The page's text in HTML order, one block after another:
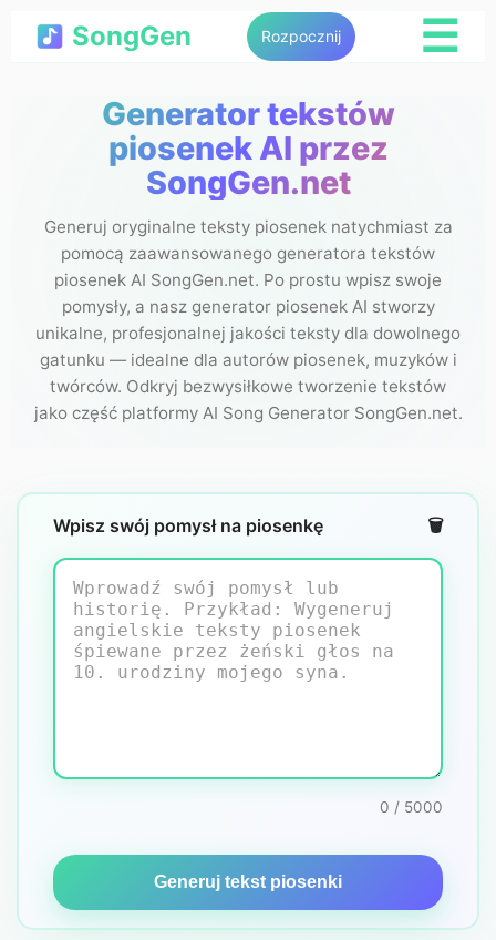
SongGen Rozpocznij ☰
Generator tekstów
piosenek AI przez
SongGen.net
Generuj oryginalne teksty piosenek natychmiast za
pomocą zaawansowanego generatora tekstów
piosenek AI SongGen.net. Po prostu wpisz swoje
pomysły, a nasz generator piosenek AI stworzy
unikalne, profesjonalnej jakości teksty dla dowolnego
gatunku — idealne dla autorów piosenek, muzyków i
twórców. Odkryj bezwysiłkowe tworzenie tekstów
jako część platformy AI Song Generator SongGen.net.
Wpisz swój pomysł na piosenkę 🗑️
0 / 5000
Generuj tekst piosenki